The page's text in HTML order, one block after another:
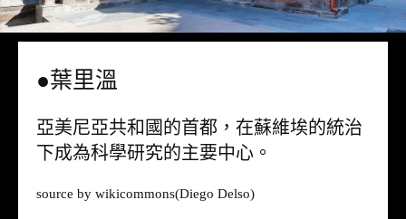
●葉里溫
亞美尼亞共和國的首都，在蘇維埃的統治
下成為科學研究的主要中心。
source by wikicommons(Diego Delso)